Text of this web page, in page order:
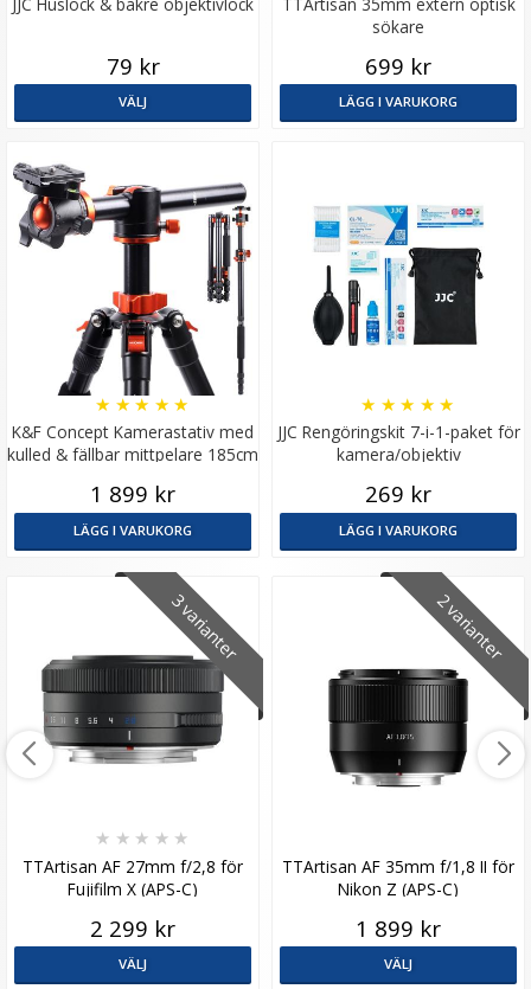
JJC Huslock & bakre objektivlock
79 kr
VÄLJ
TTArtisan 35mm extern optisk
sökare
699 kr
LÄGG I VARUKORG
K&F Concept Kamerastativ med
kulled & fällbar mittpelare 185cm
★ ★★ ★ ★
1 899 kr
LÄGG I VARUKORG
JJC Rengöringskit 7-i-1-paket för
kamera/objektiv
★ ★ ★ ★ ★
269 kr
LÄGG I VARUKORG
3 varianter
TTArtisan AF 27mm f/2,8 för
Fujifilm X (APS-C)
★ ★ ★ ★ ★
2 299 kr
VÄLJ
2 varianter
TTArtisan AF 35mm f/1,8 II för
Nikon Z (APS-C)
1 899 kr
VÄLJ